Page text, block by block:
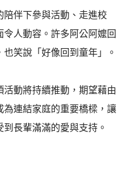
陪伴下參與活動、走進校
人動容。許多阿公阿嬤回
笑說「好像回到童年」。
動將持續推動，期望藉由
為連結家庭的重要橋樑，讓
長輩滿滿的愛與支持。